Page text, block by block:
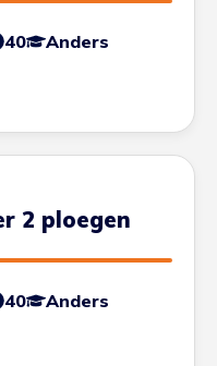
40
Anders
2 ploegen
40
Anders